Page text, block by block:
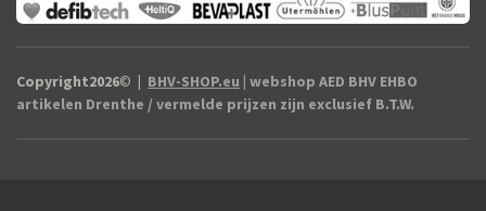
Copyright2026© | BHV-SHOP.eu | webshop AED BHV EHBO
artikelen Drenthe / vermelde prijzen zijn exclusief B.T.W.